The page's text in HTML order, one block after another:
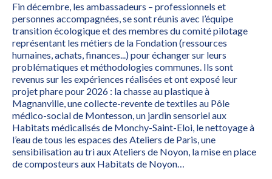
Fin décembre, les ambassadeurs – professionnels et
personnes accompagnées, se sont réunis avec l’équipe
transition écologique et des membres du comité pilotage
représentant les métiers de la Fondation (ressources
humaines, achats, finances...) pour échanger sur leurs
problématiques et méthodologies communes. Ils sont
revenus sur les expériences réalisées et ont exposé leur
projet phare pour 2026 : la chasse au plastique à
Magnanville, une collecte-revente de textiles au Pôle
médico-social de Montesson, un jardin sensoriel aux
Habitats médicalisés de Monchy-Saint-Eloi, le nettoyage à
l’eau de tous les espaces des Ateliers de Paris, une
sensibilisation au tri aux Ateliers de Noyon, la mise en place
de composteurs aux Habitats de Noyon…